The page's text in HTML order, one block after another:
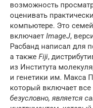
возможность
оценивать
компьютере. Это
включает ImageJ,
Расбанд написал для
а также Fiji,
из Института
и генетики им. Макса
который включает
безусловно, является